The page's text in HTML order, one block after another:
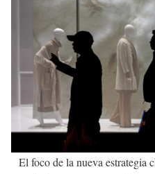
El foco de la nueva estrategia